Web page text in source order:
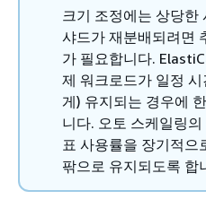
크기 조정에는 상당한
샤드가 재분배되려면
가 필요합니다.
제 워크로드가 일정
게) 유지되는 경우에
니다. 오토 스케일링
표 사용률을 장기적으
팎으로 유지되도록 합